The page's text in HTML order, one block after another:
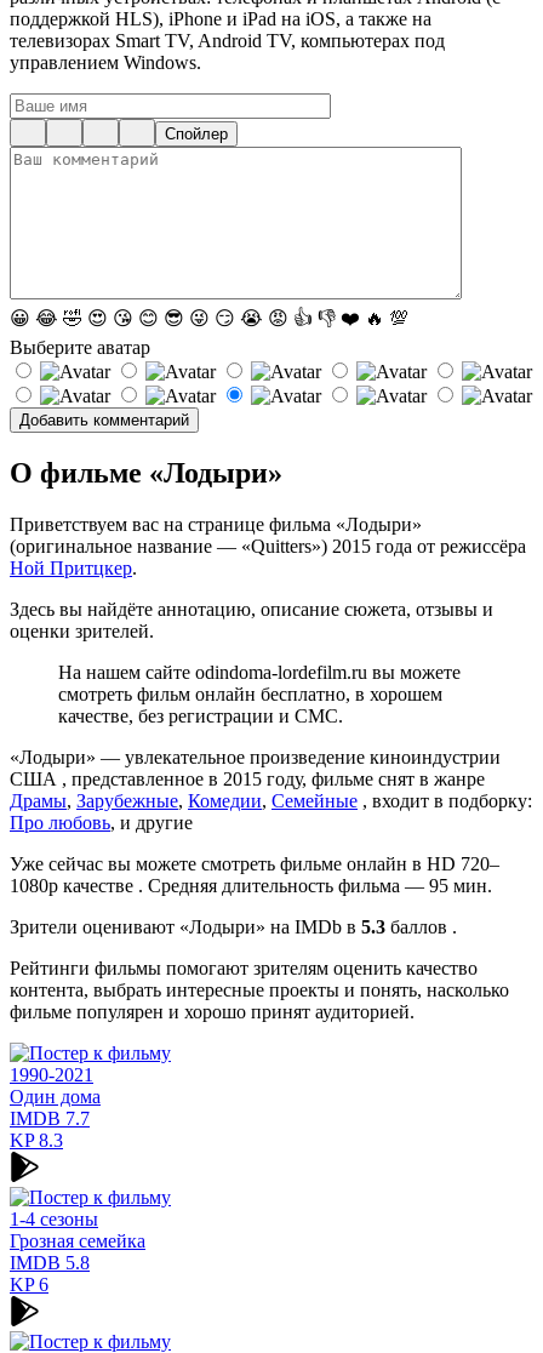
поддержкой HLS), iPhone и iPad на iOS, а также на
телевизорах Smart TV, Android TV, компьютерах под
управлением Windows.
Спойлер
😀 😂 🤣 😍 😘 😊 😎 😜 😏 😭 😡 👍 👎 ❤️ 🔥 💯
Выберите аватар
О фильме «Лодыри»
Приветствуем вас на странице фильма «Лодыри»
(оригинальное название — «Quitters») 2015 года от режиссёра
Ной Притцкер.
Здесь вы найдёте аннотацию, описание сюжета, отзывы и
оценки зрителей.
На нашем сайте odindoma-lordefilm.ru вы можете
смотреть фильм онлайн бесплатно, в хорошем
качестве, без регистрации и СМС.
«Лодыри» — увлекательное произведение киноиндустрии
США , представленное в 2015 году, фильме снят в жанре
Драмы, Зарубежные, Комедии, Семейные , входит в подборку:
Про любовь, и другие
Уже сейчас вы можете смотреть фильме онлайн в HD 720–
1080p качестве . Средняя длительность фильма — 95 мин.
Зрители оценивают «Лодыри» на IMDb в 5.3 баллов .
Рейтинги фильмы помогают зрителям оценить качество
контента, выбрать интересные проекты и понять, насколько
фильме популярен и хорошо принят аудиторией.
1990-2021
Один дома
IMDB 7.7
KP8.3
1-4 сезоны
Грозная семейка
IMDB 5.8
KP6